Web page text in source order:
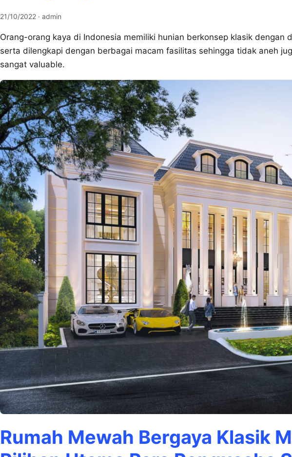
21/10/2022 · admin
Orang-orang kaya di Indonesia memiliki hunian berkonsep klasik dengan
serta dilengkapi dengan berbagai macam fasilitas sehingga tidak aneh
sangat valuable.
Rumah Mewah Bergaya Klasik